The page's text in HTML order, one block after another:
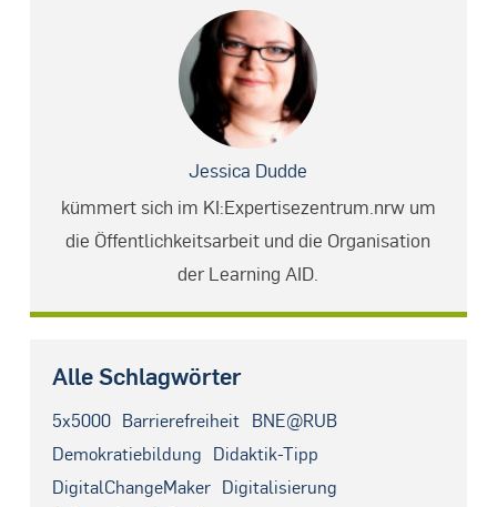
Jessica Dudde
kümmert sich im KI:Expertisezentrum.nrw um
die Öffentlichkeitsarbeit und die Organisation
der Learning AID.
Alle Schlagwörter
5x5000 Barrierefreiheit BNE@RUB
Demokratiebildung Didaktik-Tipp
DigitalChangeMaker Digitalisierung